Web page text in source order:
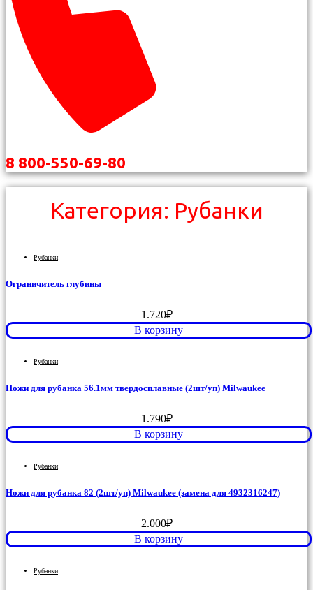
8 800-550-69-80
Категория: Рубанки
Рубанки
Ограничитель глубины
1.720₽
В корзину
Рубанки
Ножи для рубанка 56.1мм твердосплавные (2шт/уп) Milwaukee
1.790₽
В корзину
Рубанки
Ножи для рубанка 82 (2шт/уп) Milwaukee (замена для 4932316247)
2.000₽
В корзину
Рубанки